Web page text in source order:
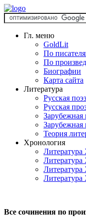
Гл. меню
GoldLit
По
По
Биографии
Карта сайта
Литература
Русская
Русская
Зарубежная
Зарубежная
Теория
Хронология
Литература
Литература
Литература
Все сочинения по